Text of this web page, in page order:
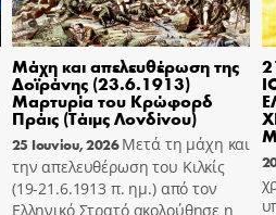
Μάχη και απελευθέρωση της
Δοϊράνης (23.6.1913)
Μαρτυρία του Κρώφορδ
Πράις (Τάιμς Λονδίνου)
25 Ιουνίου, 2026Μετά τη μάχη και
την απελευθέρωση του Κιλκίς
(19-21.6.1913 π. ημ.) από τον
Ελληνικό Στρατό ακολούθησε η